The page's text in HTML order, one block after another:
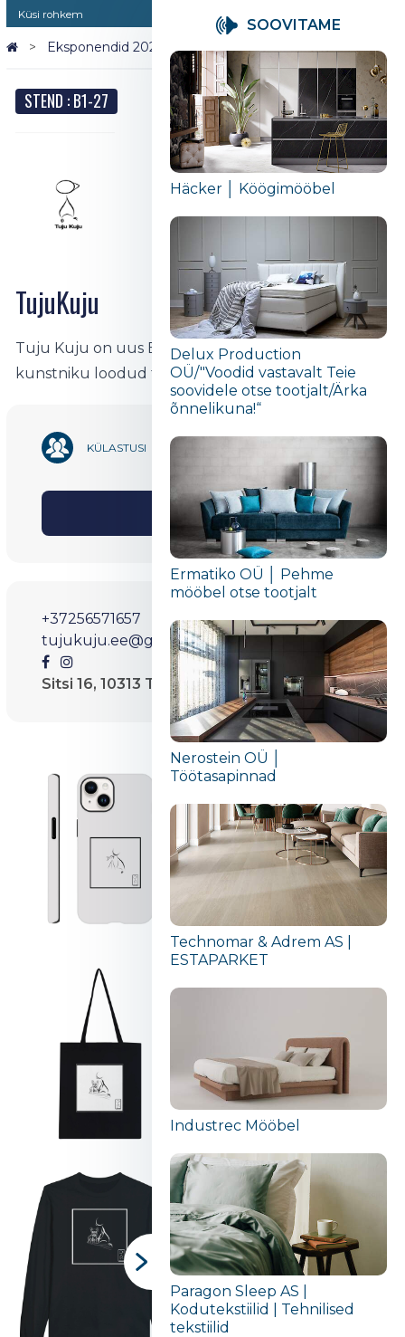
Küsi rohkem
Eksponendid 2026 TujuKuju
STEND : B1-27
TujuKuju
Tuju Kuju on uus Eesti bränd, mille keskmeks on
kunstniku loodud tegelane Tuju Kuju.
KÜLASTUSI
Jaga
+37256571657
tujukuju.ee@gmail.com
Sitsi 16, 10313 Tallinn, Harjumaa, Eesti, EU
SOOVITAME
Häcker │ Köögimööbel
Delux Production
OÜ/"Voodid vastavalt Teie
soovidele otse tootjalt/Ärka
õnnelikuna!“
Ermatiko OÜ │ Pehme
mööbel otse tootjalt
Nerostein OÜ │
Töötasapinnad
Technomar & Adrem AS |
ESTAPARKET
Industrec Mööbel
Paragon Sleep AS |
Kodutekstiilid | Tehnilised
tekstiilid